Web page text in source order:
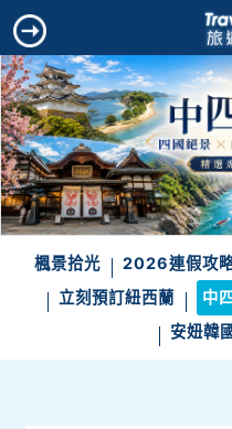
楓景拾光 2026連假攻
立刻預訂紐西蘭
中
安妞韓